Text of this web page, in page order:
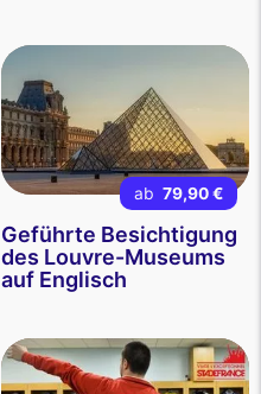
ab 79,90 €
Geführte Besichtigung
des Louvre-Museums
auf Englisch